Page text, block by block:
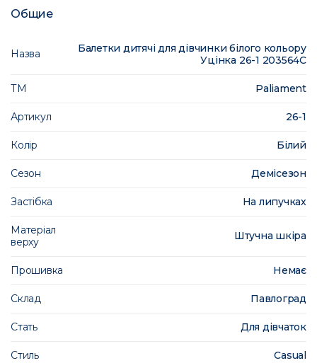
Общие
Назва
Балетки дитячі для дівчинки білого кольору
Уцінка 26-1 203564C
ТМ Paliament
Артикул 26-1
Колір Білий
Сезон Демісезон
Застібка На липучках
Матеріал
верху
Штучна шкіра
Прошивка Немає
Склад Павлоград
Стать Для дівчаток
Стиль Casual